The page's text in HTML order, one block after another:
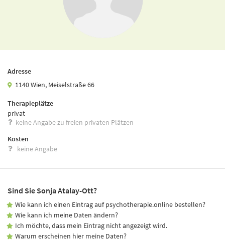
Adresse
1140 Wien, Meiselstraße 66
Therapieplätze
privat
keine Angabe zu freien privaten Plätzen
Kosten
keine Angabe
Sind Sie Sonja Atalay-Ott?
Wie kann ich einen Eintrag auf psychotherapie.online bestellen?
Wie kann ich meine Daten ändern?
Ich möchte, dass mein Eintrag nicht angezeigt wird.
Warum erscheinen hier meine Daten?